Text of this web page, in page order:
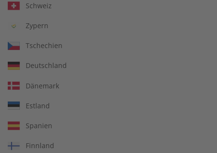
Deutsch perfekt
Magazin – Jahrgang 2025
Schweiz
Zypern
Tschechien
Deutschland
Dänemark
Estland
Spanien
Finnland